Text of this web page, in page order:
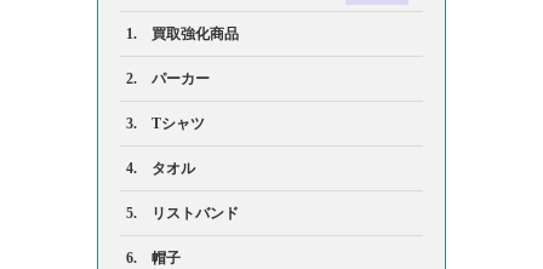
1. 買取強化商品
2. パーカー
3. Tシャツ
4. タオル
5. リストバンド
6. 帽子